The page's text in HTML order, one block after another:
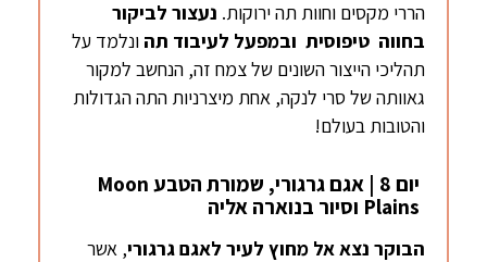
הררי מקסים וחוות תה ירוקות. נעצור לביקור
בחווה טיפוסית ובמפעל לעיבוד תה ונלמד על
תהליכי הייצור השונים של צמח זה, הנחשב למקור
גאוותה של סרי לנקה, אחת מיצרניות התה הגדולות
והטובות בעולם!
יום 8 | אגם גרגורי, שמורת הטבע Moon
Plains וסיור בנוארה אליה
הבוקר נצא אל מחוץ לעיר לאגם גרגורי, אשר